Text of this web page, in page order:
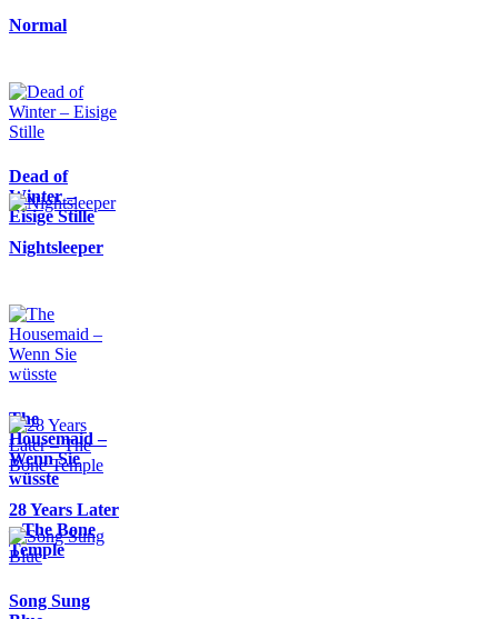
Normal
Dead of
Winter –
Eisige Stille
Nightsleeper
The
Housemaid –
Wenn Sie
wüsste
28 Years Later
– The Bone
Temple
Song Sung